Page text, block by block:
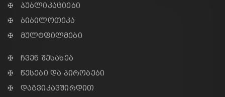
✠ პუბლიკაციები
✠ ბიბილოთეკა
✠ მულტფილმები
✠ ჩვენ შესახებ
✠ წესები და პირობები
✠ დაგვიკავშირდით